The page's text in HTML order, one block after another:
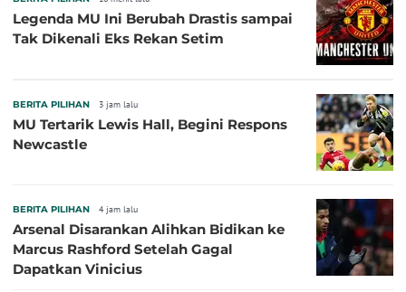
Legenda MU Ini Berubah Drastis sampai
Tak Dikenali Eks Rekan Setim
BERITA PILIHAN 3 jam lalu
MU Tertarik Lewis Hall, Begini Respons
Newcastle
BERITA PILIHAN 4 jam lalu
Arsenal Disarankan Alihkan Bidikan ke
Marcus Rashford Setelah Gagal
Dapatkan Vinicius